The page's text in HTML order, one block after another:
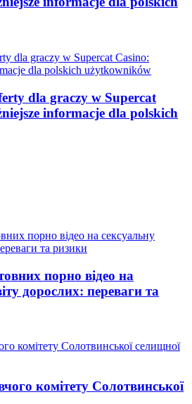
dla graczy w Supercat
informacje dla polskich
порно відео на
дорослих: переваги та
комітету Солотвинської